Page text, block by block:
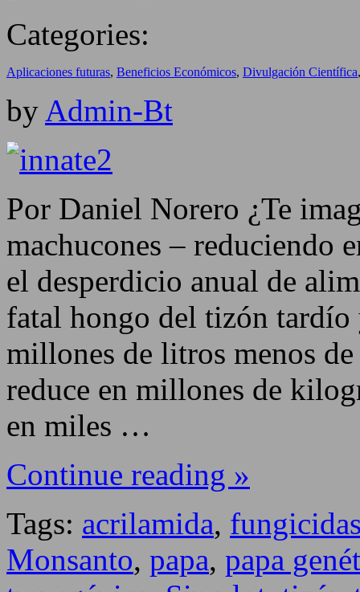
Categories:
Aplicaciones futuras, Beneficios Económicos, Divulgación Científica
by Admin-Bt
Por Daniel Norero ¿Te
machucones – reduciendo
el desperdicio anual de
fatal hongo del tizón
millones de litros menos
reduce en millones de
en miles …
Continue reading »
Tags: acrilamida,
Monsanto, papa, papa